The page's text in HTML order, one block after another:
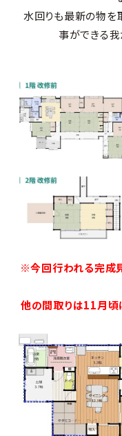
水回りも最新の物を
事ができる
※今回行われる完成
他の間取りは11月